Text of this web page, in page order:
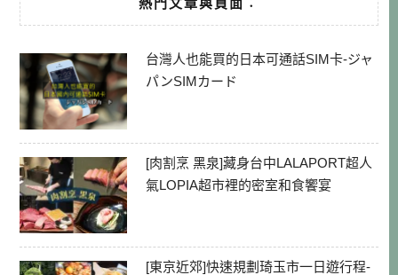
熱門文章與頁面︰
台灣人也能買的日本可通話SIM卡-ジャ
パンSIMカード
[肉割烹 黑泉]藏身台中LALAPORT超人
氣LOPIA超市裡的密室和食饗宴
[東京近郊]快速規劃琦玉市一日遊行程-